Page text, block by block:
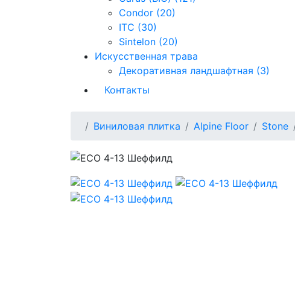
Condor (20)
ITC (30)
Sintelon (20)
Искусственная трава
Декоративная ландшафтная (3)
Контакты
Виниловая плитка Alpine Floor Stone